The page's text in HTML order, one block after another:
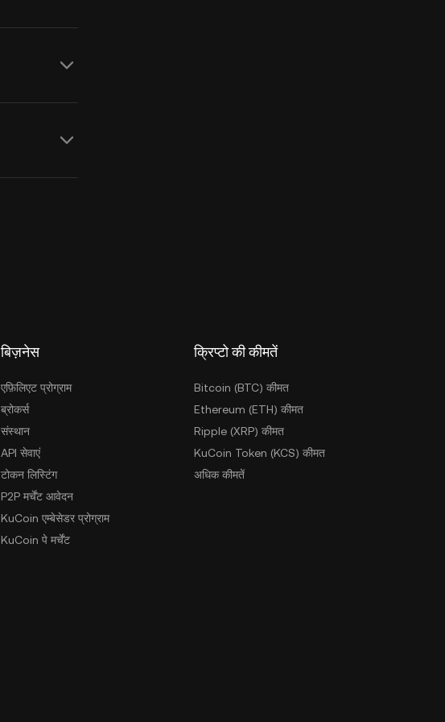
बिज़नेस
एफ़िलिएट प्रोग्राम
ब्रोकर्स
संस्थान
API सेवाएं
टोकन लिस्टिंग
P2P मर्चेंट आवेदन
KuCoin एम्बेसेडर प्रोग्राम
KuCoin पे मर्चेंट
क्रिप्टो की कीमतें
Bitcoin (BTC) कीमत
Ethereum (ETH) कीमत
Ripple (XRP) कीमत
KuCoin Token (KCS) कीमत
अधिक कीमतें